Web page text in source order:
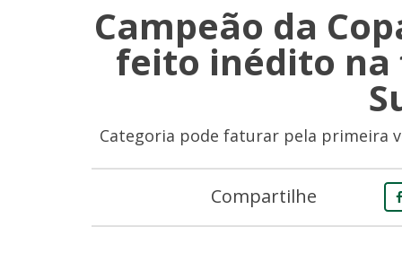
Campeão da
feito inédito na
Categoria pode faturar pela primeira
Compartilhe